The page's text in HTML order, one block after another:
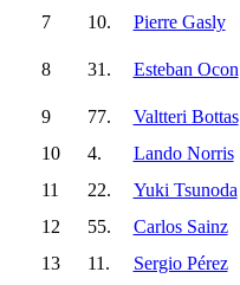
7 10. Pierre Gasly
8 31. Esteban Ocon
9 77. Valtteri Bottas
10
4. Lando Norris
11
22. Yuki Tsunoda
12
55. Carlos Sainz
13
11. Sergio Pérez